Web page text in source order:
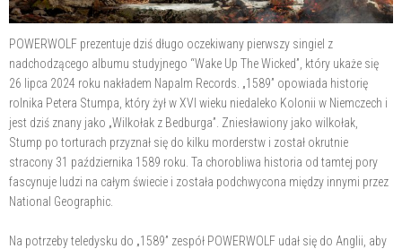
POWERWOLF prezentuje dziś długo oczekiwany pierwszy singiel z
nadchodzącego albumu studyjnego “Wake Up The Wicked”, który ukaże się
26 lipca 2024 roku nakładem Napalm Records. „1589” opowiada historię
rolnika Petera Stumpa, który żył w XVI wieku niedaleko Kolonii w Niemczech i
jest dziś znany jako „Wilkołak z Bedburga”. Zniesławiony jako wilkołak,
Stump po torturach przyznał się do kilku morderstw i został okrutnie
stracony 31 października 1589 roku. Ta chorobliwa historia od tamtej pory
fascynuje ludzi na całym świecie i została podchwycona między innymi przez
National Geographic.
Na potrzeby teledysku do „1589” zespół POWERWOLF udał się do Anglii, aby